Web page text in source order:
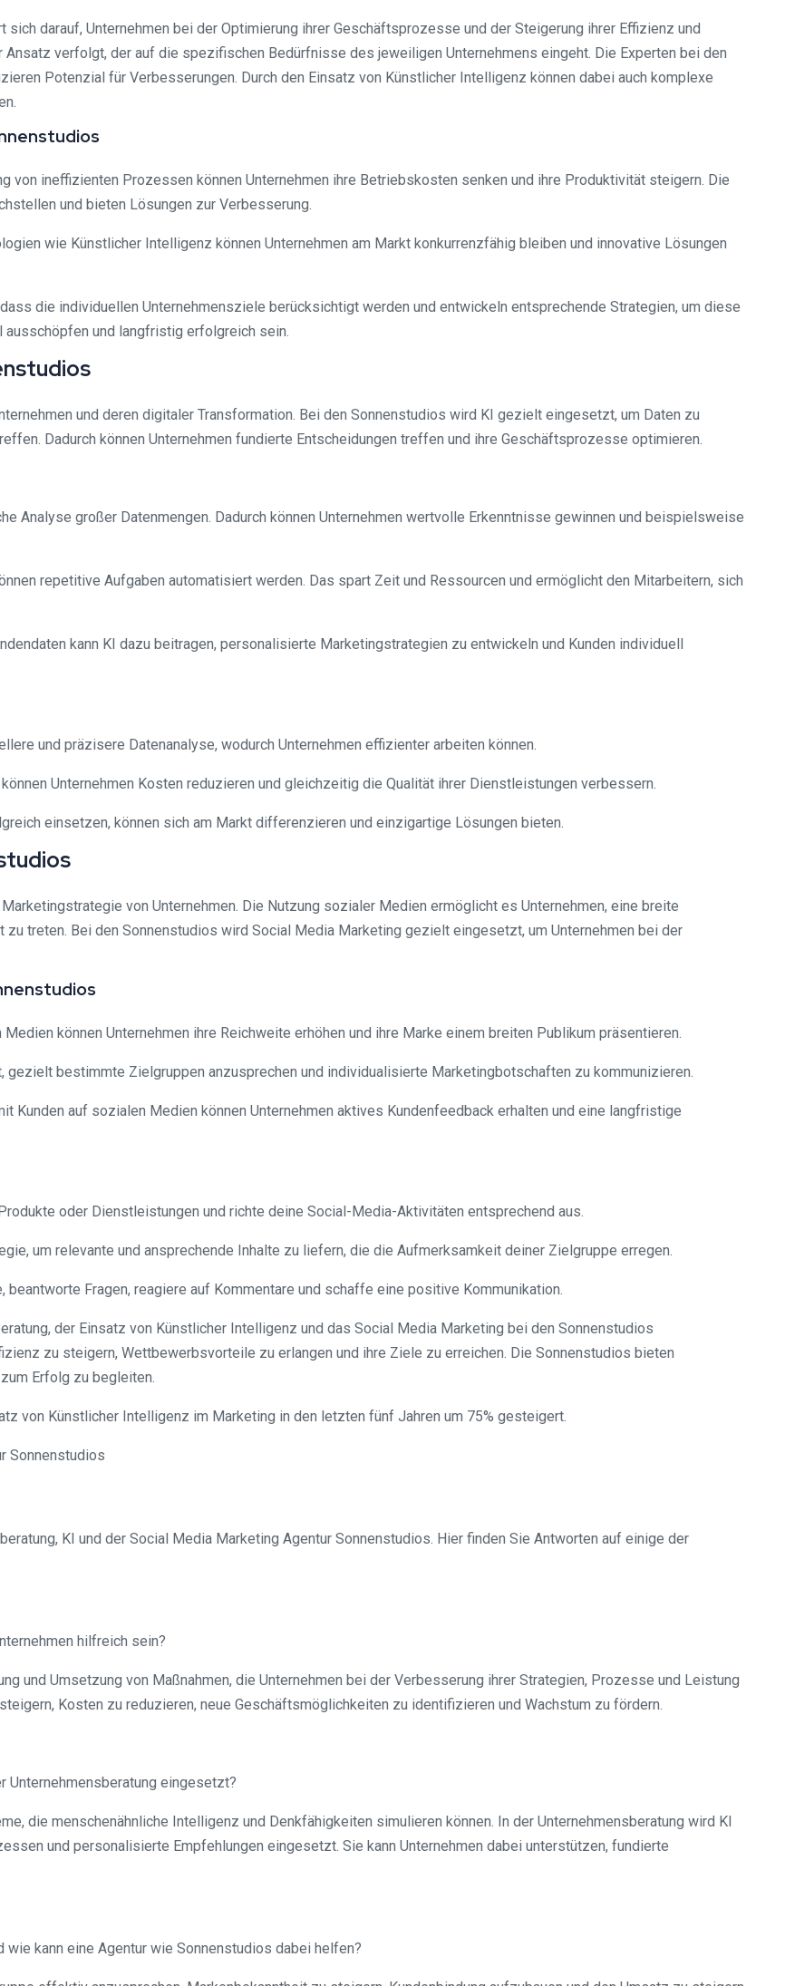
darauf, Unternehmen bei der Optimierung ihrer Geschäftsprozesse und der Steigerung ihrer Effizienz und
verfolgt, der auf die spezifischen Bedürfnisse des jeweiligen Unternehmens eingeht. Die Experten bei den
Potenzial für Verbesserungen. Durch den Einsatz von Künstlicher Intelligenz können dabei auch komplexe
von ineffizienten Prozessen können Unternehmen ihre Betriebskosten senken und ihre Produktivität steigern. Die
und bieten Lösungen zur Verbesserung.
wie Künstlicher Intelligenz können Unternehmen am Markt konkurrenzfähig bleiben und innovative Lösungen
die individuellen Unternehmensziele berücksichtigt werden und entwickeln entsprechende Strategien, um diese
ausschöpfen und langfristig erfolgreich sein.
und deren digitaler Transformation. Bei den Sonnenstudios wird KI gezielt eingesetzt, um Daten zu
Dadurch können Unternehmen fundierte Entscheidungen treffen und ihre Geschäftsprozesse optimieren.
Analyse großer Datenmengen. Dadurch können Unternehmen wertvolle Erkenntnisse gewinnen und beispielsweise
repetitive Aufgaben automatisiert werden. Das spart Zeit und Ressourcen und ermöglicht den Mitarbeitern, sich
kann KI dazu beitragen, personalisierte Marketingstrategien zu entwickeln und Kunden individuell
und präzisere Datenanalyse, wodurch Unternehmen effizienter arbeiten können.
Unternehmen Kosten reduzieren und gleichzeitig die Qualität ihrer Dienstleistungen verbessern.
einsetzen, können sich am Markt differenzieren und einzigartige Lösungen bieten.
von Unternehmen. Die Nutzung sozialer Medien ermöglicht es Unternehmen, eine breite
treten. Bei den Sonnenstudios wird Social Media Marketing gezielt eingesetzt, um Unternehmen bei der
können Unternehmen ihre Reichweite erhöhen und ihre Marke einem breiten Publikum präsentieren.
bestimmte Zielgruppen anzusprechen und individualisierte Marketingbotschaften zu kommunizieren.
Kunden auf sozialen Medien können Unternehmen aktives Kundenfeedback erhalten und eine langfristige
oder Dienstleistungen und richte deine Social-Media-Aktivitäten entsprechend aus.
um relevante und ansprechende Inhalte zu liefern, die die Aufmerksamkeit deiner Zielgruppe erregen.
Fragen, reagiere auf Kommentare und schaffe eine positive Kommunikation.
der Einsatz von Künstlicher Intelligenz und das Social Media Marketing bei den Sonnenstudios
zu steigern, Wettbewerbsvorteile zu erlangen und ihre Ziele zu erreichen. Die Sonnenstudios bieten
Erfolg zu begleiten.
von Künstlicher Intelligenz im Marketing in den letzten fünf Jahren um 75% gesteigert.
KI und der Social Media Marketing Agentur Sonnenstudios. Hier finden Sie Antworten auf einige der
hilfreich sein?
und Umsetzung von Maßnahmen, die Unternehmen bei der Verbesserung ihrer Strategien, Prozesse und Leistung
Kosten zu reduzieren, neue Geschäftsmöglichkeiten zu identifizieren und Wachstum zu fördern.
eingesetzt?
die menschenähnliche Intelligenz und Denkfähigkeiten simulieren können. In der Unternehmensberatung wird KI
und personalisierte Empfehlungen eingesetzt. Sie kann Unternehmen dabei unterstützen, fundierte
kann eine Agentur wie Sonnenstudios dabei helfen?